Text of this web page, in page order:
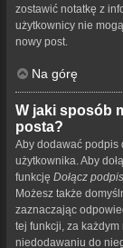
zostawić notatkę z
użytkownicy nie
nowy post.
Na górę
W jaki sposób
posta?
Aby dodawać podpis
użytkownika. Aby
funkcję Dołącz podpis
Możesz także
zaznaczając
tej funkcji, za
niedodawaniu do